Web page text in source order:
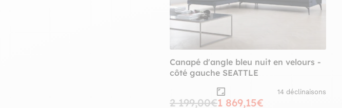
Canapé d'angle bleu nuit en velours -
côté gauche SEATTLE
14 déclinaisons
2 199,00€1 869,15€